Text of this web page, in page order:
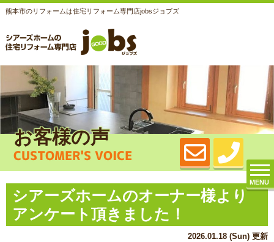
熊本市のリフォームは住宅リフォーム専門店jobsジョブズ
MENU
お客様の声
CUSTOMER'S VOICE
シアーズホームのオーナー様より
アンケート頂きました！
2026.01.18 (Sun) 更新